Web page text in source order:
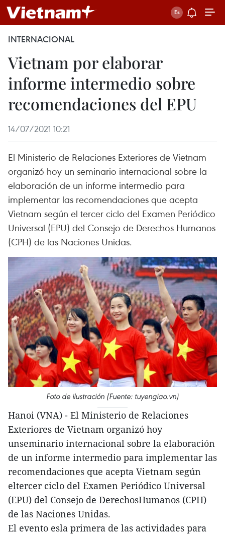
INTERNACIONAL
Vietnam por elaborar
informe intermedio sobre
recomendaciones del EPU
14/07/2021 10:21
El Ministerio de Relaciones Exteriores de Vietnam
organizó hoy un seminario internacional sobre la
elaboración de un informe intermedio para
implementar las recomendaciones que acepta
Vietnam según el tercer ciclo del Examen Periódico
Universal (EPU) del Consejo de Derechos Humanos
(CPH) de las Naciones Unidas.
Foto de ilustración (Fuente: tuyengiao.vn)
Hanoi (VNA) - El Ministerio de Relaciones
Exteriores de Vietnam organizó hoy
unseminario internacional sobre la elaboración
de un informe intermedio para implementar las
recomendaciones que acepta Vietnam según
eltercer ciclo del Examen Periódico Universal
(EPU) del Consejo de DerechosHumanos (CPH)
de las Naciones Unidas.
El evento esla primera de las actividades para